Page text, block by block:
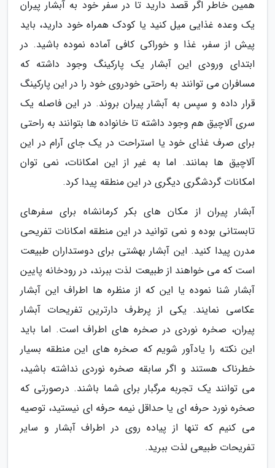
همین خاطر اگر قصد دارید تا در سفر خود به آبشار پیران
یک وعده غذایی میل کنید یا کودک همراه خود دارید، باید
پیش از سفر، غذا و خوراکی کافی آماده نموده باشید. در
ابتدای ورودی این آبشار یک پارکینگ وجود داشته که
مسافران می توانند به راحتی خودروی خود را در این پارکینگ
قرار داده و سپس به آبشار پیران بروند. در این فاصله یک
سری آلاچیق هم وجود داشته تا خانواده ها بتوانند به راحتی
برای صرف غذای خود یا استراحت در یک جای آرام در این
آلاچیق ها بمانند. اما به غیر از این امکانات، نمی توان
امکانات گردشگری دیگری در این منطقه پیدا کرد.
آبشار پیران از مکان های بکر کرمانشاه برای سفرهای
تابستانی بوده و نمی توانید در این منطقه امکانات تفریحی
مدرن پیدا کنید. این آبشار بهشتی برای دوستداران طبیعت
است که می خواهند از طبیعت لذت ببرند، در رودخانه پایین
آبشار شنا نموده یا این که از منظره ها اطراف این آبشار
عکاسی نمایند. یکی از پرطرف دارترین تفریحات آبشار
پیران، صخره نوردی در صخره های اطراف است. اما باید
این نکته را یادآور شویم که صخره های این منطقه بسیار
خطرناک هستند و اگر سابقه صخره نوردی نداشته باشید،
می توانند یک تجربه مرگبار برای شما باشند. درصورتی که
صخره نورد حرفه ای یا حداقل نیمه حرفه ای نیستید، توصیه
می کنیم که تنها از پیاده روی در اطراف آبشار و سایر
تفریحات طبیعی لذت ببرید.